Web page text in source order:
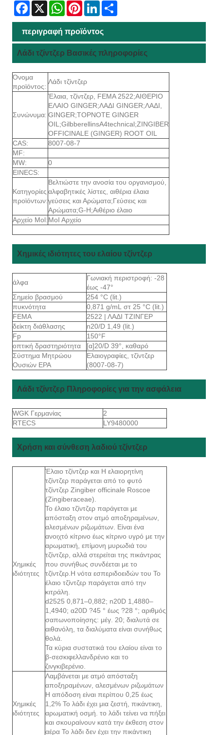
Facebook
X WhatsAppPinterestLinkedIn
περιγραφή προϊόντος
Λάδι τζίντζερ Βασικές πληροφορίες
Όνομα
προϊόντος:
Λάδι τζίντζερ
Συνώνυμα:
Έλαια, τζίντζερ, FEMA 2522;ΑΙΘΕΡΙΟ
ΕΛΑΙΟ GINGER;ΛΑΔΙ GINGER;ΛΑΔΙ,
GINGER;TOPNOTE GINGER
OIL;GilbberellinsA4technical;ZINGIBER
OFFICINALE (GINGER) ROOT OIL
CAS:
8007-08-7
MF:
MW:
0
EINECS:
Κατηγορίες
προϊόντων:
Βελτιώστε την ανοσία του οργανισμού,
αλφαβητικές λίστες, αιθέρια έλαια
γεύσεις και Αρώματα;Γεύσεις και
Αρώματα;G-H;Αιθέριο έλαιο
Αρχείο Mol:ΜοΙ Αρχείο
Χημικές ιδιότητες του ελαίου τζίντζερ
άλφα
Γωνιακή περιστροφή: -28
έως -47°
Σημείο βρασμού
254 °C (lit.)
πυκνότητα
0,871 g/mL στ 25 °C (lit.)
FEMA
2522 | ΛΑΔΙ ΤΖΙΝΓΕΡ
δείκτη διάθλασης
n20/D 1,49 (lit.)
Fp
150°F
οπτική δραστηριότητα
[α]20/D 39°, καθαρό
Σύστημα Μητρώου
Ουσιών EPA
Ελαιογραφίες, τζίντζερ
(8007-08-7)
Λάδι τζίντζερ Πληροφορίες για την ασφάλεια
WGK Γερμανίας
2
RTECS
LY9480000
Χρήση και σύνθεση λαδιού τζίντζερ
Χημικές
ιδιότητες
Έλαιο τζίντζερ και Η ελαιορητίνη
τζίντζερ παράγεται από το φυτό
τζίντζερ Zingiber officinale Roscoe
(Zingiberaceae).
Το έλαιο τζίντζερ παράγεται με
απόσταξη στον ατμό αποξηραμένων,
αλεσμένων ριζωμάτων. Είναι ένα
ανοιχτό κίτρινο έως κίτρινο υγρό με την
αρωματική, επίμονη μυρωδιά του
τζίντζερ, αλλά στερείται της πικάντρας
που συνήθως συνδέεται με το
τζίντζερ.Η νότα εσπεριδοειδών του Το
έλαιο τζίντζερ παράγεται από την
κιτράλη.
d2525 0,871–0,882; n20D 1,4880–
1,4940; α20D ?45 ° έως ?28 °; αριθμός
σαπωνοποίησης: μέγ. 20; διαλυτά σε
αιθανόλη, τα διαλύματα είναι συνήθως
θολά.
Τα κύρια συστατικά του ελαίου είναι το
β-σεσκιφελλανδρένιο και το
ζινγκιβερένιο.
Χημικές
ιδιότητες
Λαμβάνεται με ατμό απόσταξη
αποξηραμένων, αλεσμένων ριζωμάτων
Η απόδοση είναι περίπου 0,25 έως
1,2% Το λάδι έχει μια ζεστή, πικάντικη,
αρωματική οσμή. το λάδι τείνει να πήξει
και σκουραίνουν κατά την έκθεση στον
αέρα Το λάδι δεν έχει την πικάντικη